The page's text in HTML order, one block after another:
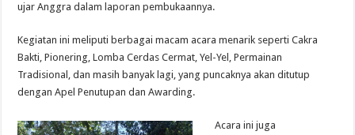
ujar Anggra dalam laporan pembukaannya.
Kegiatan ini meliputi berbagai macam acara menarik seperti Cakra
Bakti, Pionering, Lomba Cerdas Cermat, Yel-Yel, Permainan
Tradisional, dan masih banyak lagi, yang puncaknya akan ditutup
dengan Apel Penutupan dan Awarding.
Acara ini juga